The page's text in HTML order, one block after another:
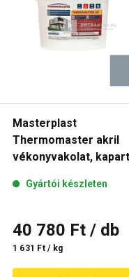
Masterplast
Thermomaster akril
vékonyvakolat,
Gyártói készleten
40 780 Ft / db
1 631 Ft / kg